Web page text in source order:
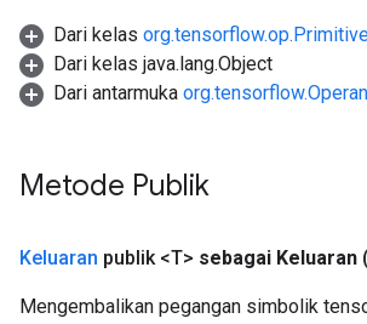
Dari kelas
Dari kelas java.lang.Object
Dari antarmuka
Metode Publik
Keluaran publik <T> sebagai Keluaran
Mengembalikan pegangan simbolik